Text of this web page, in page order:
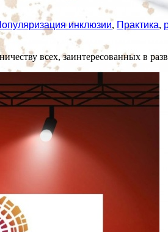
инклюзии, Практика,
всех, заинтересованных в